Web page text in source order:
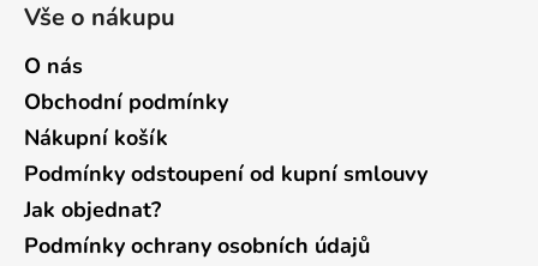
Vše o nákupu
O nás
Obchodní podmínky
Nákupní košík
Podmínky odstoupení od kupní smlouvy
Jak objednat?
Podmínky ochrany osobních údajů